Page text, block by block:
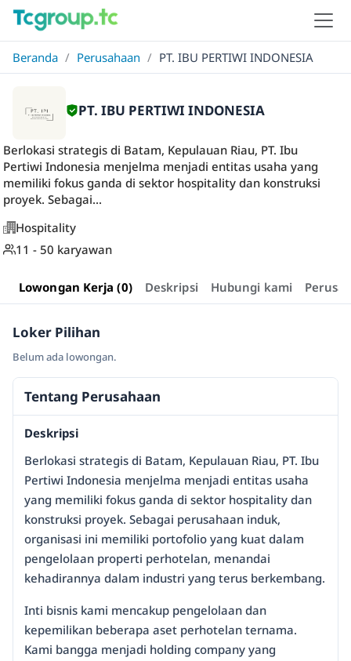
Beranda / Perusahaan / PT. IBU PERTIWI INDONESIA
PT. IBU PERTIWI INDONESIA
Berlokasi strategis di Batam, Kepulauan Riau, PT. Ibu
Pertiwi Indonesia menjelma menjadi entitas usaha yang
memiliki fokus ganda di sektor hospitality dan konstruksi
proyek. Sebagai...
Hospitality
11 - 50 karyawan
Lowongan Kerja (0) Deskripsi Hubungi kami
Loker Pilihan
Belum ada lowongan.
Tentang Perusahaan
Deskripsi
Berlokasi strategis di Batam, Kepulauan Riau, PT. Ibu
Pertiwi Indonesia menjelma menjadi entitas usaha
yang memiliki fokus ganda di sektor hospitality dan
konstruksi proyek. Sebagai perusahaan induk,
organisasi ini memiliki portofolio yang kuat dalam
pengelolaan properti perhotelan, menandai
kehadirannya dalam industri yang terus berkembang.
Inti bisnis kami mencakup pengelolaan dan
kepemilikan beberapa aset perhotelan ternama.
Kami bangga menjadi holding company yang